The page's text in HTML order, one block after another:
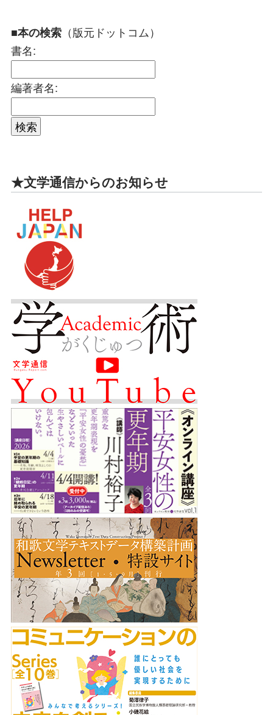
■本の検索 （版元ドットコム）
書名:
編著者名:
★文学通信からのお知らせ